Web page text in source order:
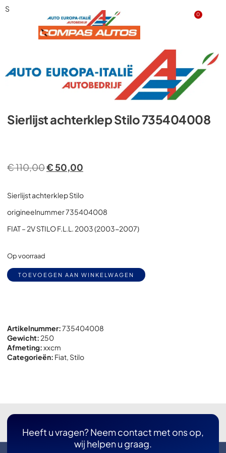
0
Sierlijst achterklep Stilo 735404008
Sierlijst achterklep Stilo 735404008
€110,00€ 50,00
Sierlijst achterklep Stilo
origineelnummer 735404008
FIAT – 2V STILO F.L.L. 2003 (2003-2007)
Op voorraad
TOEVOEGEN AAN WINKELWAGEN
Artikelnummer:735404008
Gewicht: 250
Afmeting:xxcm
Categorieën: Fiat, Stilo
Heeft u vragen? Neem contact met ons op,
wij helpen u graag.